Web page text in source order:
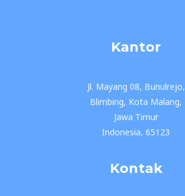
Kantor
Jl. Mayang 08, Bunulrejo,
Blimbing, Kota Malang,
Jawa Timur
Indonesia, 65123
Kontak